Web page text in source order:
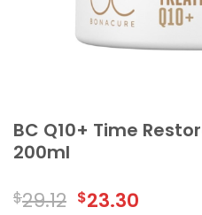
BC Q10+ Time
200ml
$29.12 $23.30